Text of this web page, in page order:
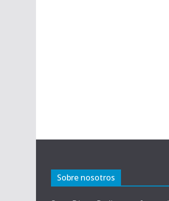
Sobre nosotros